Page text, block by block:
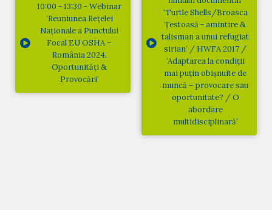
10:00 - 13:30 - Webinar
‘Reuniunea Rețelei
Naționale a Punctului
Focal EU OSHA –
România 2024.
Oportunități &
Provocări’
‘Turtle Shells/Broasca
Țestoasă - amintire &
talisman a unui refugiat
sirian’ / HWFA 2017 /
‘Adaptarea la condiții
mai puțin obișnuite de
muncă – provocare sau
oportunitate? / O
abordare
multidisciplinară’